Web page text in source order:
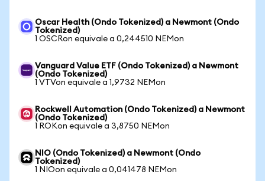
Oscar Health (Ondo Tokenized) a Newmont (Ondo
Tokenized)
1 OSCRon equivale a 0,244510 NEMon
Vanguard Value ETF (Ondo Tokenized) a Newmont
(Ondo Tokenized)
1 VTVon equivale a 1,9732 NEMon
Rockwell Automation (Ondo Tokenized) a Newmont
(Ondo Tokenized)
1 ROKon equivale a 3,8750 NEMon
NIO (Ondo Tokenized) a Newmont (Ondo
Tokenized)
1 NIOon equivale a 0,041478 NEMon